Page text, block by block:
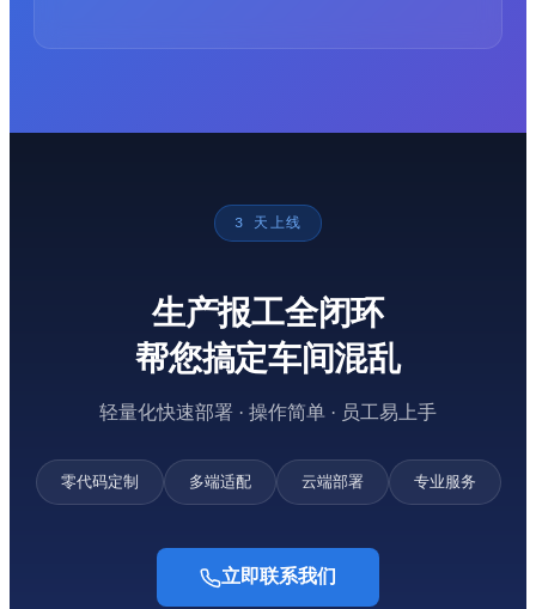
3 天上线
生产报工全闭环
帮您搞定车间混乱
轻量化快速部署 · 操作简单 · 员工易上手
零代码定制 多端适配 云端部署 专业服务
立即联系我们